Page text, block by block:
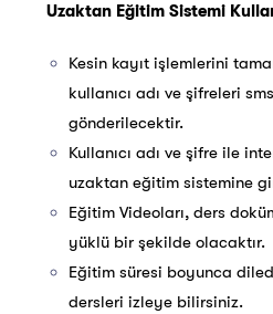
Uzaktan Eğitim Sistemi
Kesin kayıt işlemlerini
kullanıcı adı ve şifreleri
gönderilecektir.
Kullanıcı adı ve şifre ile
uzaktan eğitim sistemine
Eğitim Videoları, ders
yüklü bir şekilde olacaktır.
Eğitim süresi boyunca
dersleri izleye bilirsiniz.